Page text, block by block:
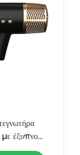
με έξυπνο